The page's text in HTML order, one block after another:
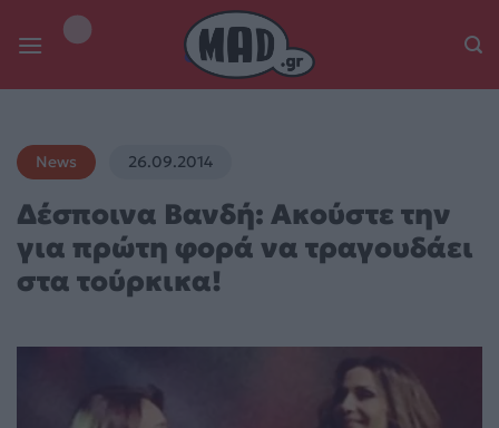
News 26.09.2014
Δέσποινα Βανδή: Ακούστε την
για πρώτη φορά να τραγουδάει
στα τούρκικα!